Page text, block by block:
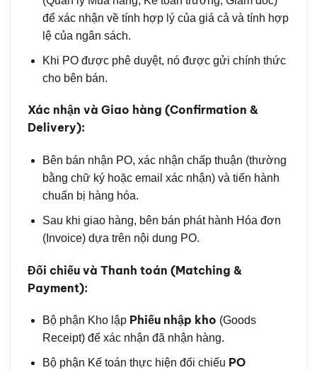
để xác nhận về tính hợp lý của giá cả và tính hợp
lệ của ngân sách.
Khi PO được phê duyệt, nó được gửi chính thức
cho bên bán.
Xác nhận và Giao hàng (Confirmation &
Delivery):
Bên bán nhận PO, xác nhận chấp thuận (thường
bằng chữ ký hoặc email xác nhận) và tiến hành
chuẩn bị hàng hóa.
Sau khi giao hàng, bên bán phát hành Hóa đơn
(Invoice) dựa trên nội dung PO.
Đối chiếu và Thanh toán (Matching &
Payment):
Bộ phận Kho lập Phiếu nhập kho (Goods
Receipt) để xác nhận đã nhận hàng.
Bộ phận Kế toán thực hiện đối chiếu PO